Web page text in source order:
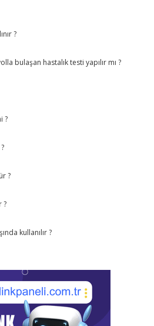
?
bulaşan hastalık testi yapılır mı ?
?
?
?
kullanılır ?